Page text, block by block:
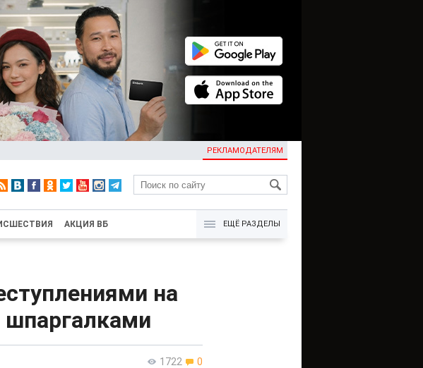
РЕКЛАМОДАТЕЛЯМ
KG
АКЦИЯ ВБ ЕЩЁ РАЗДЕЛЫ
на
шпаргалками
1722 0